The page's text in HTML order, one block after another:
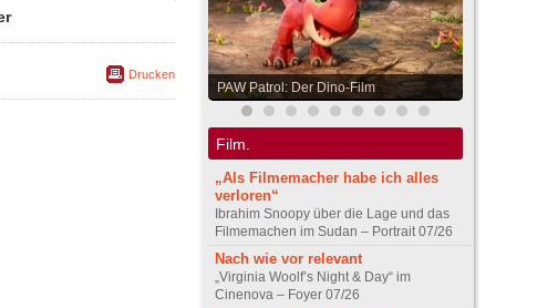
Drucken
PAW Patrol: Der Dino-Film
Film.
„Als Filmemacher habe ich alles
verloren“
Ibrahim Snoopy über die Lage und das
Filmemachen im Sudan – Portrait 07/26
Nach wie vor relevant
„Virginia Woolf’s Night & Day“ im
Cinenova – Foyer 07/26